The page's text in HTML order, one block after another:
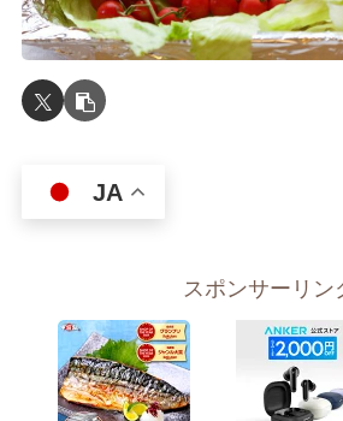
JA
スポンサーリン